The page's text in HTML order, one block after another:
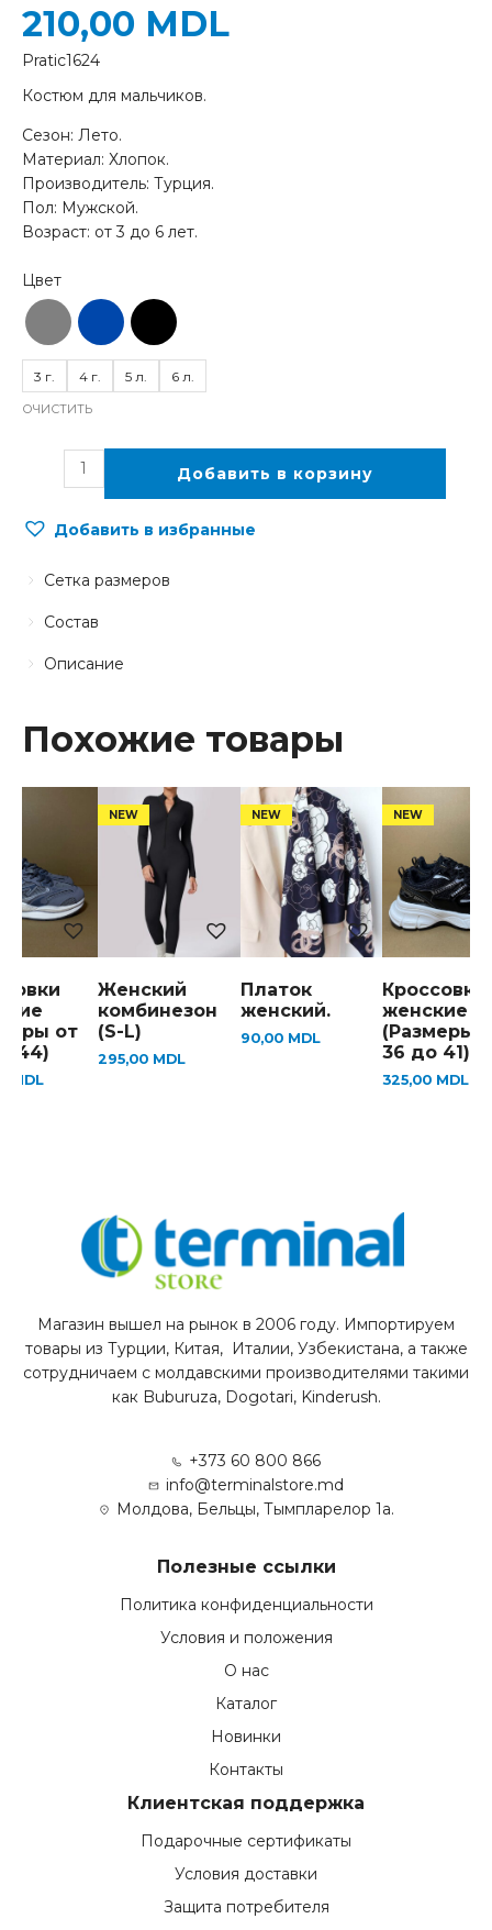
Костюм для мальчиков.
Сезон: Лето.
Материал: Хлопок.
Производитель: Турция.
Пол: Мужской.
Возраст: от 3 до 6 лет.
210,00 MDL
3 г. 4 г. 5 л. 6 л.
ОЧИСТИТЬ
Добавить в корзину
Добавить в избранные
Pratic1624
Описание
Состав
Сетка размеров
Похожие товары
от
44)
MDL
Женский
комбинезон
(S-L)
295,00 MDL
Платок
женский.
90,00 MDL
Кроссовки
женские
(Размеры
36 до 41)
325,00 MDL
Магазин вышел на рынок в 2006 году. Импортируем
товары из Турции, Китая, Италии, Узбекистана, а также
сотрудничаем с молдавскими производителями такими
как Buburuza, Dogotari, Kinderush.
+373 60 800 866
info@terminalstore.md
Молдова, Бельцы, Тымпларелор 1а.
Полезные ссылки
Политика конфиденциальности
Условия и положения
О нас
Каталог
Новинки
Контакты
Клиентская поддержка
Подарочные сертификаты
Условия доставки
Защита потребителя